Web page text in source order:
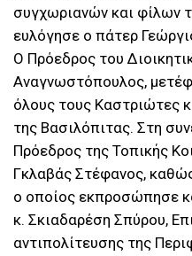
συγχωριανών και φίλων
ευλόγησε ο πάτερ
Ο Πρόεδρος του
Αναγνωστόπουλος,
όλους τους Καστριώτες
της Βασιλόπιτας. Στη
Πρόεδρος της Τοπικής
Γκλαβάς Στέφανος,
ο οποίος εκπροσώπησε
κ. Σκιαδαρέση Σπύρου,
αντιπολίτευσης της